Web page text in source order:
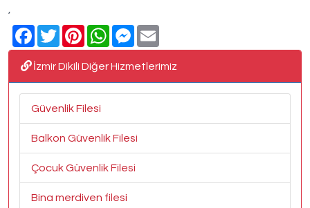
,
Facebook
TwitterPinterestWhatsAppMessenger
İzmir Dikili Diğer Hizmetlerimiz
Güvenlik Filesi
Balkon Güvenlik Filesi
Çocuk Güvenlik Filesi
Bina merdiven filesi